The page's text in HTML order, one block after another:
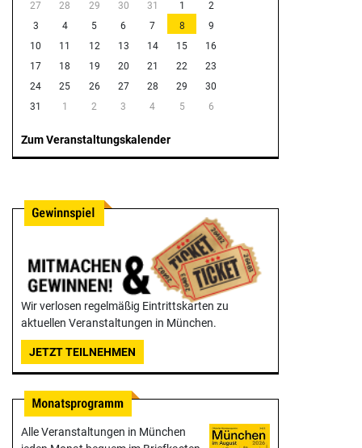
27
28 29 30 31 1
2
3
4 5 6 7 8
9
10
11 12 13 14 15
16
17
18 19 20 21 22
23
24
25 26 27 28 29
30
31
1 2 3 4 5 6
Zum Veranstaltungskalender
Wir verlosen regelmäßig Eintrittskarten zu
aktuellen Veranstaltungen in München.
JETZT TEILNEHMEN
Alle Veranstaltungen in München